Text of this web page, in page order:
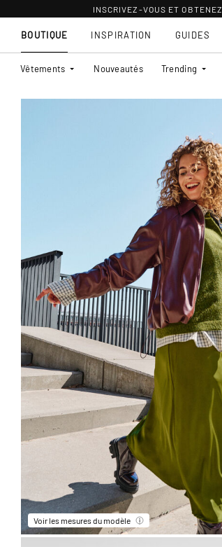
INSCRIVEZ-VOUS ET OBTENEZ
BOUTIQUE
Vêtements Nouveautés Trending
INSPIRATION GUIDES
Voir les mesures du modèle